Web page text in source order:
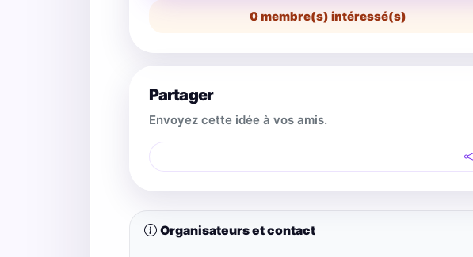
0membre(s) intéressé(s)
Partager
Envoyez cette idée à vos amis.
Organisateurs et contact